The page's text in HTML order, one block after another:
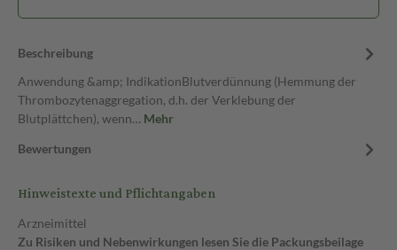
Beschreibung
Anwendung &amp; IndikationBlutverdünnung (Hemmung der
Thrombozytenaggregation, d.h. der Verklebung der
Blutplättchen), wenn… Mehr
Bewertungen
Hinweistexte und Pflichtangaben
Arzneimittel
Zu Risiken und Nebenwirkungen lesen Sie die Packungsbeilage